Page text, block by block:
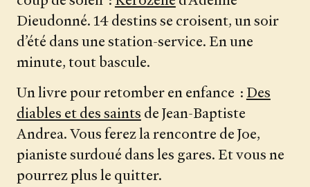
Dieudonné. 14 destins se croisent, un soir
d’été dans une station-service. En une
minute, tout bascule.
Un livre pour retomber en enfance : Des
diables et des saints de Jean-Baptiste
Andrea. Vous ferez la rencontre de Joe,
pianiste surdoué dans les gares. Et vous ne
pourrez plus le quitter.